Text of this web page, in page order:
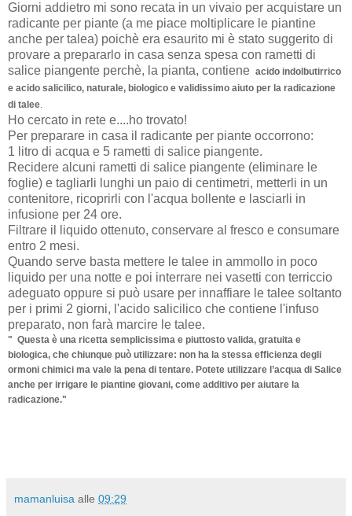
Giorni addietro mi sono recata in un vivaio per acquistare un
radicante per piante (a me piace moltiplicare le piantine
anche per talea) poichè era esaurito mi è stato suggerito di
provare a prepararlo in casa senza spesa con rametti di
salice piangente perchè, la pianta, contiene acido indolbutirrico
e acido salicilico, naturale, biologico e validissimo aiuto per la radicazione
di talee
Ho cercato in rete e....ho trovato!
Per preparare in casa il radicante per piante occorrono:
1 litro di acqua e 5 rametti di salice piangente.
Recidere alcuni rametti di salice piangente (eliminare le
foglie) e tagliarli lunghi un paio di centimetri, metterli in un
contenitore, ricoprirli con l'acqua bollente e lasciarli in
infusione per 24 ore.
Filtrare il liquido ottenuto, conservare al fresco e consumare
entro 2 mesi.
Quando serve basta mettere le talee in ammollo in poco
liquido per una notte e poi interrare nei vasetti con terriccio
adeguato oppure si può usare per innaffiare le talee soltanto
per i primi 2 giorni, l'acido salicilico che contiene l'infuso
preparato, non farà marcire le talee.
" Questa è una ricetta semplicissima e piuttosto valida, gratuita e
biologica, che chiunque può utilizzare: non ha la stessa efficienza degli
ormoni chimici ma vale la pena di tentare. Potete utilizzare l’acqua di Salice
anche per irrigare le piantine giovani, come additivo per aiutare la
radicazione."
mamanluisa alle 09:29